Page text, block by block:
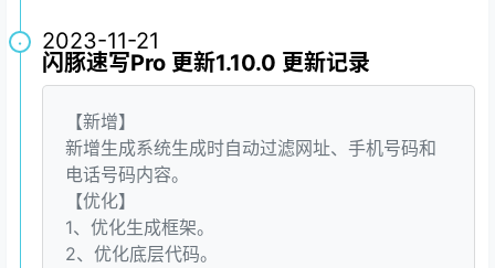
2023-11-21
·
闪豚速写Pro 更新1.10.0 更新记录
【新增】
新增生成系统生成时自动过滤网址、手机号码和
电话号码内容。
【优化】
1、优化生成框架。
2、优化底层代码。